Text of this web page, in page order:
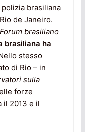
brasiliana
de Janeiro.
Forum brasiliano
brasiliana ha
stesso
di Rio – in
sulla
forze
il 2013 e il